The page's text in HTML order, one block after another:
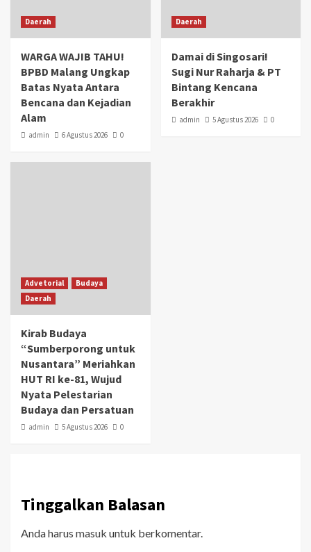
Daerah
WARGA WAJIB TAHU!
BPBD Malang Ungkap
Batas Nyata Antara
Bencana dan Kejadian
Alam
admin 6 Agustus 2026 0
Daerah
Damai di Singosari!
Sugi Nur Raharja & PT
Bintang Kencana
Berakhir
admin 5 Agustus 2026 0
Advetorial
Budaya
Daerah
Kirab Budaya
“Sumberporong untuk
Nusantara” Meriahkan
HUT RI ke-81, Wujud
Nyata Pelestarian
Budaya dan Persatuan
admin 5 Agustus 2026 0
Tinggalkan Balasan
Anda harus masuk untuk berkomentar.